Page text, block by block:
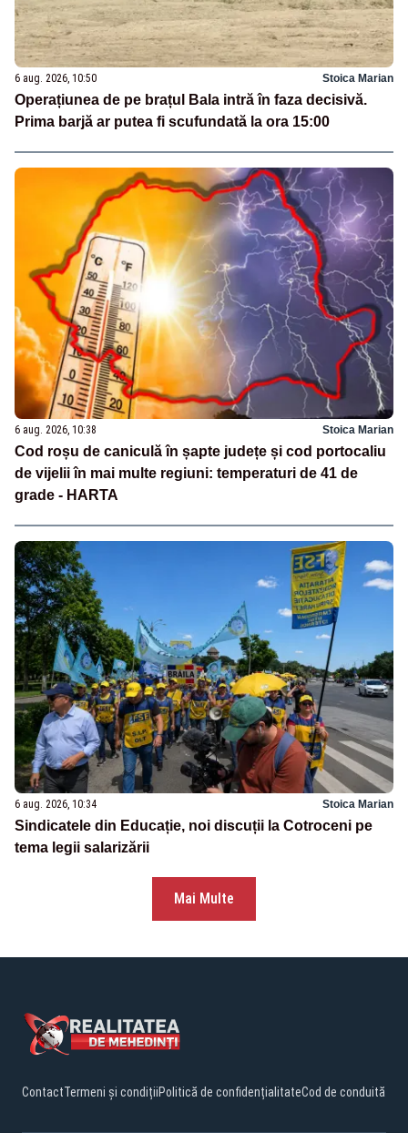
6 aug. 2026, 10:50 Stoica Marian
Operațiunea de pe brațul Bala intră în faza decisivă.
Prima barjă ar putea fi scufundată la ora 15:00
6 aug. 2026, 10:38 Stoica Marian
Cod roșu de caniculă în șapte județe și cod portocaliu
de vijelii în mai multe regiuni: temperaturi de 41 de
grade - HARTA
6 aug. 2026, 10:34 Stoica Marian
Sindicatele din Educație, noi discuții la Cotroceni pe
tema legii salarizării
Mai Multe
ContactTermeni și condițiiPolitică de confidențialitateCod de conduită